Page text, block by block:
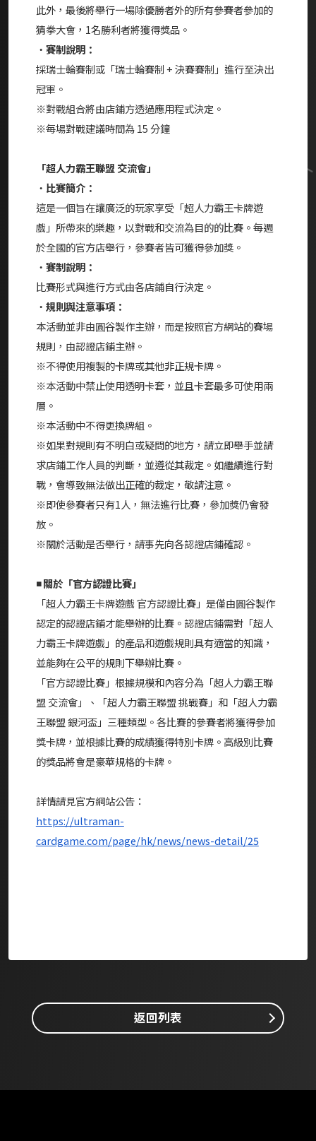
此外，最後將舉行一場除優勝者外的所有參賽者參加的
猜拳大會，1名勝利者將獲得獎品。
・ 賽制說明：
採瑞士輪賽制或「瑞士輪賽制 + 決賽賽制」進行至決出
冠軍。
※對戰組合將由店鋪方透過應用程式決定。
※每場對戰建議時間為 15 分鐘
「超人力霸王聯盟 交流會」
・ 比賽簡介：
這是一個旨在讓廣泛的玩家享受「超人力霸王卡牌遊
戲」所帶來的樂趣，以對戰和交流為目的的比賽。每週
於全國的官方店舉行，參賽者皆可獲得參加獎。
・ 賽制說明：
比賽形式與進行方式由各店鋪自行決定。
・ 規則與注意事項：
本活動並非由圓谷製作主辦，而是按照官方網站的賽場
規則，由認證店鋪主辦。
※不得使用複製的卡牌或其他非正規卡牌。
※本活動中禁止使用透明卡套，並且卡套最多可使用兩
層。
※本活動中不得更換牌組。
※如果對規則有不明白或疑問的地方，請立即舉手並請
求店鋪工作人員的判斷，並遵從其裁定。如繼續進行對
戰，會導致無法做出正確的裁定，敬請注意。
※即使參賽者只有1人，無法進行比賽，參加獎仍會發
放。
※關於活動是否舉行，請事先向各認證店鋪確認。
◾ 關於「官方認證比賽」
「超人力霸王卡牌遊戲 官方認證比賽」是僅由圓谷製作
認定的認證店鋪才能舉辦的比賽。認證店鋪需對「超人
力霸王卡牌遊戲」的產品和遊戲規則具有適當的知識，
並能夠在公平的規則下舉辦比賽。
「官方認證比賽」根據規模和內容分為「超人力霸王聯
盟 交流會」、「超人力霸王聯盟 挑戰賽」和「超人力霸
王聯盟 銀河盃」三種類型。各比賽的參賽者將獲得參加
獎卡牌，並根據比賽的成績獲得特別卡牌。高級別比賽
的獎品將會是豪華規格的卡牌。
詳情請見官方網站公告：
https://ultraman-
cardgame.com/page/hk/news/news-detail/25
返回列表